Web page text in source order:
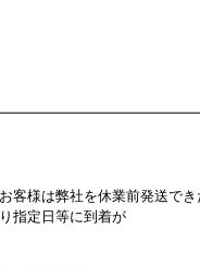
客様は弊社を休業前発送でき
指定日等に到着が